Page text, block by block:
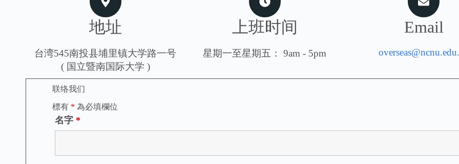
地址
台湾545南投县埔里镇大学路一号
( 国立暨南国际大学 )
上班时间
星期一至星期五： 9am - 5pm
Email
联络我们
標有 * 為必填欄位
名字 *